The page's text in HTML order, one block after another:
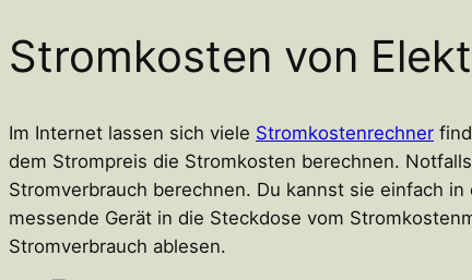
Stromkosten von
Im Internet lassen sich viele Stromkostenrechner
dem Strompreis die Stromkosten berechnen.
Stromverbrauch berechnen. Du kannst sie einfach
messende Gerät in die Steckdose vom
Stromverbrauch ablesen.